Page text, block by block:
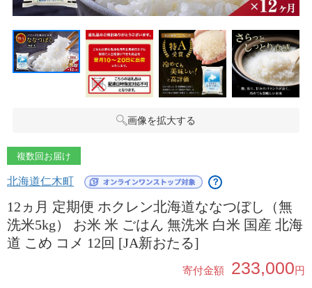
画像を拡大する
複数回お届け
北海道仁木町 ？
12ヵ月 定期便 ホクレン北海道ななつぼし（無
洗米5kg） お米 米 ごはん 無洗米 白米 国産 北海
道 こめ コメ 12回 [JA新おたる]
寄付金額 233,000円